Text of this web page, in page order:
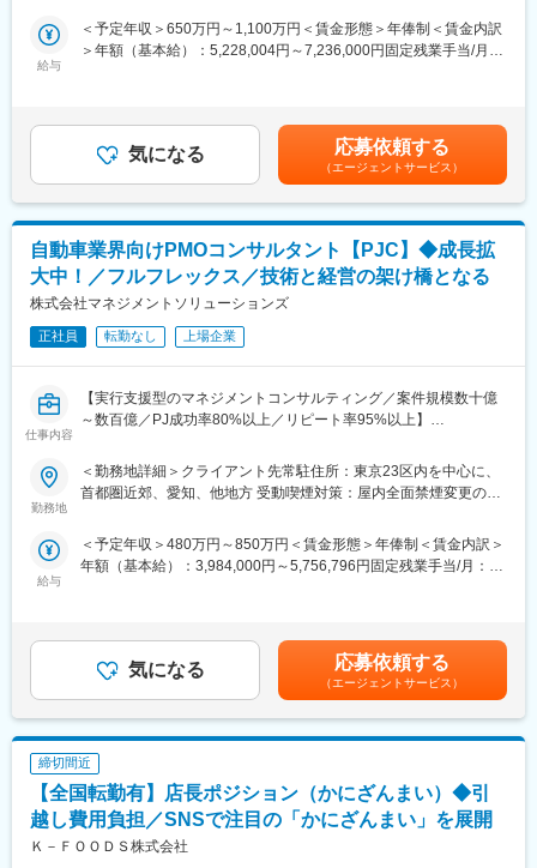
ルの獲得が期待できます。
◇自動車業界の「ルールメーカー」になれる
■キャリアパス
PMOとしてのキャリアは以下１～４のステップがございます。
１．プロジェクトアドミニストレーター
２．プロジェクトコントローラー
３．プロジェクトマネジメントアナリスト
４．プロジェクトマネジメントコンサルタント
※プロジェクトマネジメントの次のステップとしては、デリバリー
マネージャーとして担当のお客様を持ち、チームメンバー管理を
種にキャリアチェンジ可能です。
ーダー層の業務を支援し、チーム／グループ／組織間の問題を調
整／解決しながら、PJ推進の一翼を担う役割を担当。
否か変動の可能性有
・PJ課題の可視化／分析／改善提案／実行／定着化
・RFP／WBSはじめ、提案資料等ドキュメント作成
・クライアントフェーシング及び、意思決定支援
・PJ内外での課題やプロセスの可視化／分析／改善提案／実行／
定着化及び、PJ推進に関する
ルール／ポリシー／ガイドライン策定
・PJメンバーへの指揮／統率及び、育成／フォロー
■事例紹介：
大手部品メーカー：ECU搭載の電子PFソフトウェア開発PMO
大手部品メーカー：大規模システム開発PJマネジメントの仕組化
モビリティソフト会社：自動運転システム開発PMO及び、同シス
テム品質監査査定／運用支援
門全体のマネジメント改善
※上記はあくまで一例です。
PMOとしてのキャリアは以下4つのステップがあります。
・プロジェクトアドミニストレーター
・プロジェクトコントローラー
・プロジェクトマネジメントアナリスト
・プロジェクトマネジメントコンサルタント
★プロジェクトマネジメントの次のステップとしては、デリバリ
ーマネージャーとして担当のお客様を持ち、チームメンバー管理
を行っていただきます。又社内公募制度等も利用し、PMO以外の
職種に社内でキャリアチェンジをすることも可能です。
変更の範囲：当社及び出向（転籍）先における各種業務全般
給与
＜予定年収＞650万円～1,100万円＜賃金形態＞年俸制＜賃金内訳
＞年額（基本給）：5,228,004円～7,236,000円固定残業手当/月：
給与補足＞※給与は経験・能力等を考慮の上、決定します。■昇
給：基本的に年1回（ご入社月により変動）賃金はあくまでも目安
の金額であり、選考を通じて上下する可能性があります。月給(月
額)は固定手当を含めた表記です。
気になる 応募依頼する
（エージェントサービス）
自動車業界向けPMOコンサルタント【PJC】◆成長拡
大中！／フルフレックス／技術と経営の架け橋となる
株式会社マネジメントソリューションズ
正社員 転勤なし 上場企業
仕事内容
【実行支援型のマネジメントコンサルティング／案件規模数十億
～数百億／PJ成功率80%以上／リピート率95%以上】
モビリティ業界に於いて、InCar領域（車載機、各種センサー等）
のソフトウエア開発プロジェクトに参画して頂きます。
PJ状況を正確に把握／可視化と問題を早期発見し、リーダーが意
思決定する為の情報を得られる環境を作る役割を担当。
否か変動の可能性有
・進捗／課題／品質／リスク等の各種管理（WBSや各種管理帳票
の作成／運用と定着化）
・PJ課題に対する解決支援
・開発ベンダー等協力会社及び、クライアントとのスケジュール
／進捗等の各種調整
・会議体ファシリテート（議事録作成含む）及び、クライアント
へのレポーティング
その他、プロジェクトの進行や行程をよりスムーズに行うための
サポートを幅広く行います。
勤務地
＜勤務地詳細＞クライアント先常駐住所：東京23区内を中心に、
首都圏近郊、愛知、他地方 受動喫煙対策：屋内全面禁煙変更の範
給与
＜予定年収＞480万円～850万円＜賃金形態＞年俸制＜賃金内訳＞
年額（基本給）：3,984,000円～5,756,796円固定残業手当/月：
給与補足＞※給与は経験・能力等を考慮の上、決定します。■昇
給：基本的に年1回（ご入社月により変動）賃金はあくまでも目安
の金額であり、選考を通じて上下する可能性があります。月給(月
額)は固定手当を含めた表記です。
気になる 応募依頼する
（エージェントサービス）
締切間近
【全国転勤有】店長ポジション（かにざんまい）◆引
越し費用負担／SNSで注目の「かにざんまい」を展開
Ｋ－ＦＯＯＤＳ株式会社